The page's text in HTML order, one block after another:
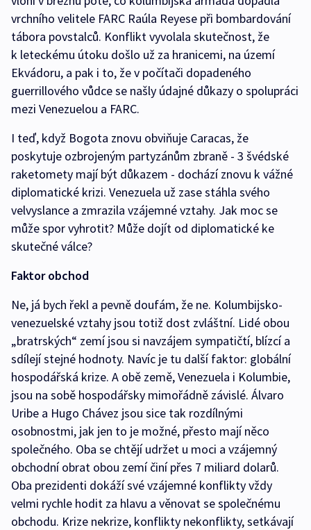
vrchního velitele FARC Raúla Reyese při bombardování
tábora povstalců. Konflikt vyvolala skutečnost, že
k leteckému útoku došlo už za hranicemi, na území
Ekvádoru, a pak i to, že v počítači dopadeného
guerrillového vůdce se našly údajné důkazy o spolupráci
mezi Venezuelou a FARC.
I teď, když Bogota znovu obviňuje Caracas, že
poskytuje ozbrojeným partyzánům zbraně - 3 švédské
raketomety mají být důkazem - dochází znovu k vážné
diplomatické krizi. Venezuela už zase stáhla svého
velvyslance a zmrazila vzájemné vztahy. Jak moc se
může spor vyhrotit? Může dojít od diplomatické ke
skutečné válce?
Faktor obchod
Ne, já bych řekl a pevně doufám, že ne. Kolumbijsko-
venezuelské vztahy jsou totiž dost zvláštní. Lidé obou
„bratrských“ zemí jsou si navzájem sympatičtí, blízcí a
sdílejí stejné hodnoty. Navíc je tu další faktor: globální
hospodářská krize. A obě země, Venezuela i Kolumbie,
jsou na sobě hospodářsky mimořádně závislé. Álvaro
Uribe a Hugo Chávez jsou sice tak rozdílnými
osobnostmi, jak jen to je možné, přesto mají něco
společného. Oba se chtějí udržet u moci a vzájemný
obchodní obrat obou zemí činí přes 7 miliard dolarů.
Oba prezidenti dokáží své vzájemné konflikty vždy
velmi rychle hodit za hlavu a věnovat se společnému
obchodu. Krize nekrize, konflikty nekonflikty, setkávají